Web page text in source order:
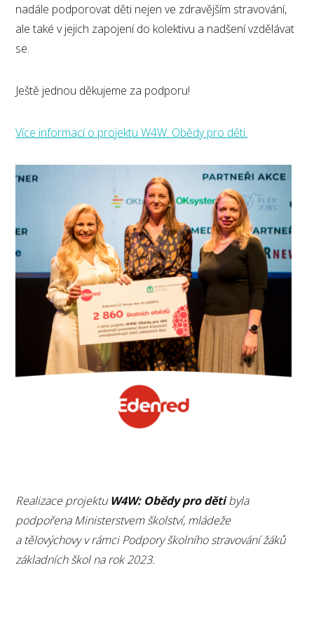
nadále podporovat děti nejen ve zdravějším stravování,
ale také v jejich zapojení do kolektivu a nadšení vzdělávat
se.
Ještě jednou děkujeme za podporu!
Více informací o projektu W4W: Obědy pro děti.
Realizace projektu W4W: Obědy pro dětibyla
podpořena Ministerstvem školství, mládeže
a tělovýchovy v rámci Podpory školního stravování žáků
základních škol na rok 2023.